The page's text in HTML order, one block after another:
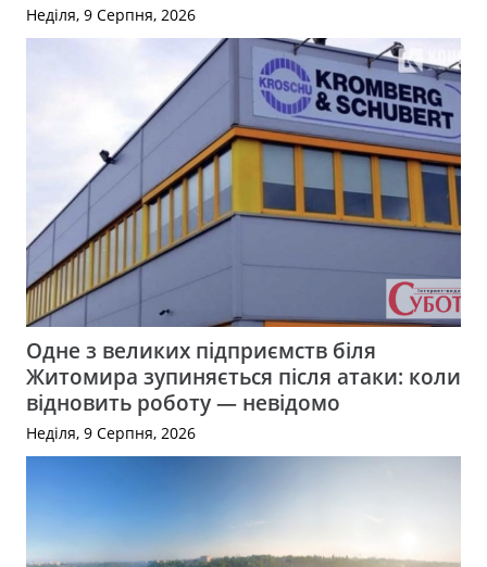
Неділя, 9 Серпня, 2026
Одне з великих підприємств біля
Житомира зупиняється після атаки: коли
відновить роботу — невідомо
Неділя, 9 Серпня, 2026